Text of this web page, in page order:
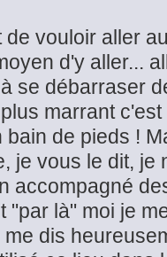
de vouloir aller
d'y aller...
se débarraser
marrant
bain de pieds !
je vous le dit, je
accompagné
"par là" moi je
dis